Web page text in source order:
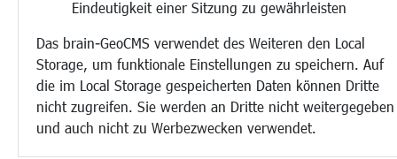
Eindeutigkeit einer Sitzung zu gewährleisten
Das brain-GeoCMS verwendet des Weiteren den Local
Storage, um funktionale Einstellungen zu speichern. Auf
die im Local Storage gespeicherten Daten können Dritte
nicht zugreifen. Sie werden an Dritte nicht weitergegeben
und auch nicht zu Werbezwecken verwendet.